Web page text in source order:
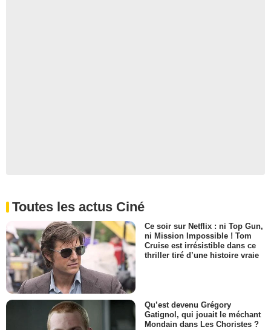
Toutes les actus Ciné
Ce soir sur Netflix : ni Top Gun,
ni Mission Impossible ! Tom
Cruise est irrésistible dans ce
thriller tiré d’une histoire vraie
Qu’est devenu Grégory
Gatignol, qui jouait le méchant
Mondain dans Les Choristes ?